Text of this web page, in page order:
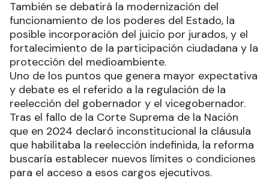
También se debatirá la modernización del
funcionamiento de los poderes del Estado, la
posible incorporación del juicio por jurados, y el
fortalecimiento de la participación ciudadana y la
protección del medioambiente.
Uno de los puntos que genera mayor expectativa
y debate es el referido a la regulación de la
reelección del gobernador y el vicegobernador.
Tras el fallo de la Corte Suprema de la Nación
que en 2024 declaró inconstitucional la cláusula
que habilitaba la reelección indefinida, la reforma
buscaría establecer nuevos límites o condiciones
para el acceso a esos cargos ejecutivos.